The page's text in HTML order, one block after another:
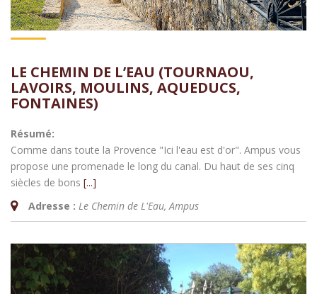
LE CHEMIN DE L’EAU (TOURNAOU,
LAVOIRS, MOULINS, AQUEDUCS,
FONTAINES)
Résumé:
Comme dans toute la Provence "Ici l'eau est d'or". Ampus vous
propose une promenade le long du canal. Du haut de ses cinq
siècles de bons [...]
Adresse : Le Chemin de L'Eau, Ampus